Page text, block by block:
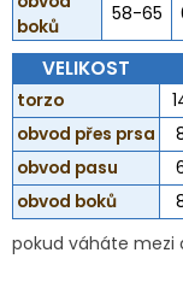
boků
58-65
VELIKOST
torzo
obvod přes prsa
obvod pasu
obvod boků
pokud váháte mezi